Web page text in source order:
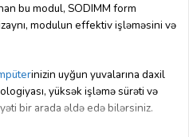
bu modul, SODIMM form
modulun effektiv işləməsini və
inizin uyğun yuvalarına daxil
yüksək işləmə sürəti və
bir arada əldə edə bilərsiniz.